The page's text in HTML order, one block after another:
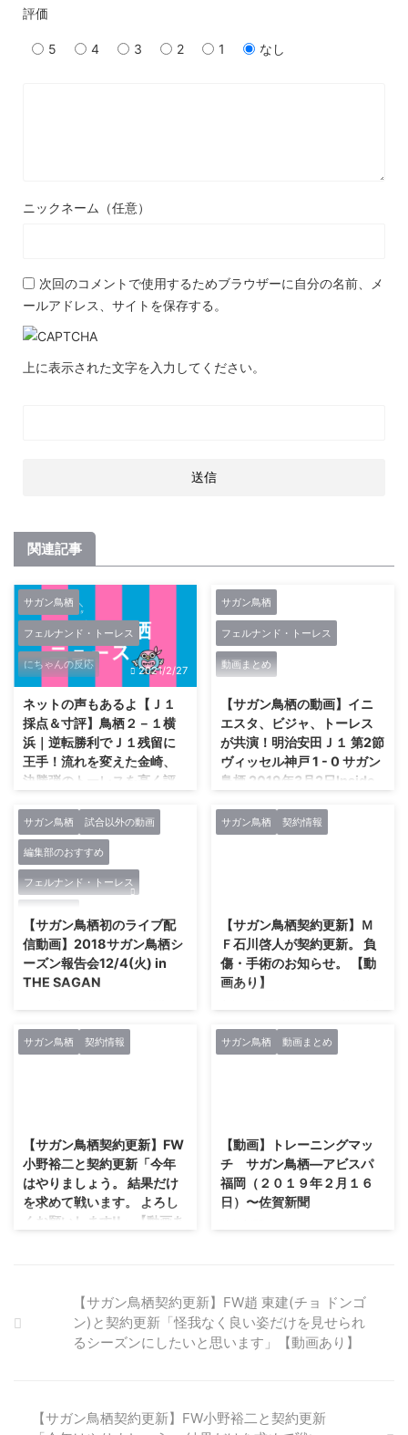
評価
5 4 3 2 1 なし
ニックネーム（任意）
次回のコメントで使用するためブラウザーに自分の名前、メ
ールアドレス、サイトを保存する。
上に表示された文字を入力してください。
関連記事
サガン鳥栖
フェルナンド・トーレス
にちゃんの反応
2021/2/27
ネットの声もあるよ【Ｊ１
採点＆寸評】鳥栖２－１横
浜｜逆転勝利でＪ１残留に
王手！流れを変えた金崎、
決勝弾のトーレスを高く評
ホーム最終戦 絶体絶命。 勝つこ
とがマストな試合での先制点をマ
リノスに奪われてしまいました。
今年の圧倒的な得点力不足を考え
ると最悪な展開。 そんな中で、
トーレスの逆転弾でサガン鳥栖は
ホーム最終戦で勝利しました。
ただし、残留を争うクラブが全て
勝利したため、残留確定は最終節
ていたらと考えると恐ろしい一戦
サガン鳥栖
フェルナンド・トーレス
動画まとめ
【サガン鳥栖の動画】イニ
エスタ、ビジャ、トーレス
が共演！明治安田Ｊ１ 第2節
ヴィッセル神戸 1 - 0 サガン
鳥栖 2019年3月2日Inside
イニエスタ、ビジャ、トーレスが
https://youtu.be/YmI2pLZSso8
サガン鳥栖 試合以外の動画
編集部のおすすめ
フェルナンド・トーレス
2021/2/27
【サガン鳥栖初のライブ配
信動画】2018サガン鳥栖シ
ーズン報告会12/4(火) in
THE SAGAN
ン鳥栖オフィシャルバー「THE
SAGAN」にて収録されたサガン
https://youtu.be/oWAohKsTm3s
サガン鳥栖2018シーズン報告会
動画の見どころ 戸田和幸さんか
ら明輝監督への電話 オマリチャ
ントを歌うオマリ トーレスが通
サガン鳥栖 契約情報
【サガン鳥栖契約更新】Ｍ
Ｆ石川啓人が契約更新。 負
傷・手術のお知らせ。 【動
画あり】
ツサガン鳥栖は24日、MF石川啓
人（20）が膝の前十字靱帯（じ
サガン鳥栖 契約情報
【サガン鳥栖契約更新】FW
小野裕二と契約更新「今年
はやりましょう。 結果だけ
を求めて戦います。 よろし
くお願いします!!」【動画あ
サポーターの中でも賛否両論あり
ますが、闘志を全面に押し出その
スタイル。 私は好きです。 ベン
チでイエローとか小野選手くらい
す。 引用：サガン鳥栖公式 小野
裕二(おの ゆうじ)選手 ポジショ
サガン鳥栖 動画まとめ
【動画】トレーニングマッ
チ サガン鳥栖―アビスパ
福岡（２０１９年２月１６
日）〜佐賀新聞
【サガン鳥栖契約更新】FW趙 東建(チョ ドンゴ
ン)と契約更新「怪我なく良い姿だけを見せられ
るシーズンにしたいと思います」【動画あり】
【サガン鳥栖契約更新】FW小野裕二と契約更新